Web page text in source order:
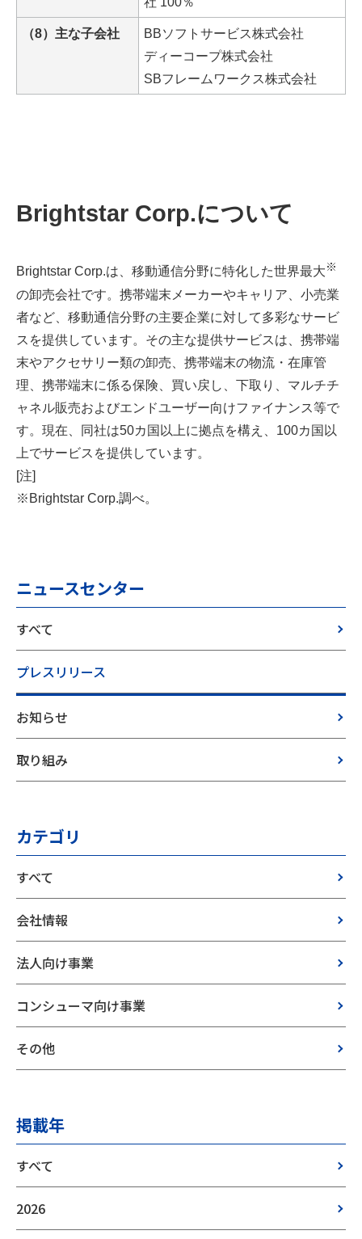
（8）主な子会社
BBソフトサービス株式会社
ディーコープ株式会社
SBフレームワークス株式会社
Brightstar Corp.について
Brightstar Corp.は、移動通信分野に特化した世界最大 ※
の卸売会社です。携帯端末メーカーやキャリア、小売業
者など、移動通信分野の主要企業に対して多彩なサービ
スを提供しています。その主な提供サービスは、携帯端
末やアクセサリー類の卸売、携帯端末の物流・在庫管
理、携帯端末に係る保険、買い戻し、下取り、マルチチ
ャネル販売およびエンドユーザー向けファイナンス等で
す。現在、同社は50カ国以上に拠点を構え、100カ国以
上でサービスを提供しています。
[注]
※Brightstar Corp.調べ。
ニュースセンター
すべて
プレスリリース
お知らせ
取り組み
カテゴリ
すべて
会社情報
法人向け事業
コンシューマ向け事業
その他
掲載年
すべて
2026